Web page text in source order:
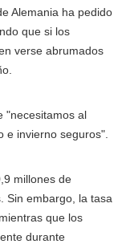
Alemania ha pedido
que si los
verse abrumados
"necesitamos al
e invierno seguros".
millones de
Sin embargo, la tasa
que los
durante